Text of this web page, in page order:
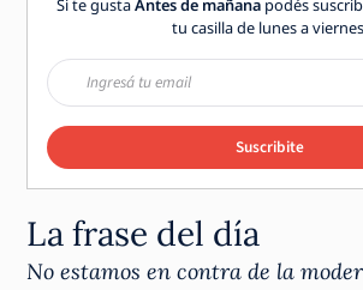
Si te gustaAntes de mañana podés
tu casilla de lunes a
Suscribite
La frase del día
No estamos en contra de la